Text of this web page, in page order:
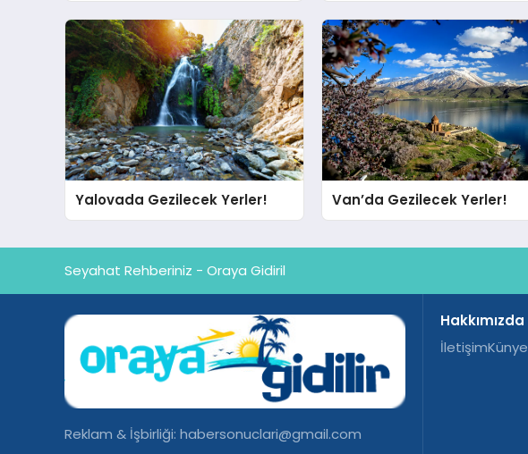
Yalovada Gezilecek Yerler! Van’da Gezilecek Yerler!
Seyahat Rehberiniz - Oraya Gidiril
Reklam & İşbirliği: habersonuclari@gmail.com
Hakkımızda
İletişimKünye